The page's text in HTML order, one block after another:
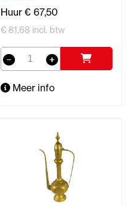
Huur € 67,50
€ 81,68 incl. btw
Meer info